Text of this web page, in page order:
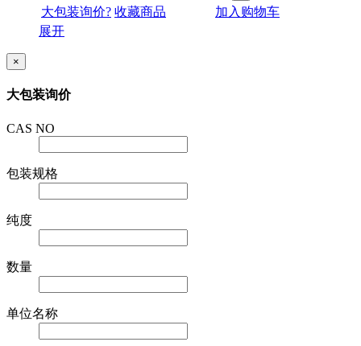
大包装询价? 收藏商品
加入购物车
展开
×
大包装询价
CAS NO
包装规格
纯度
数量
单位名称